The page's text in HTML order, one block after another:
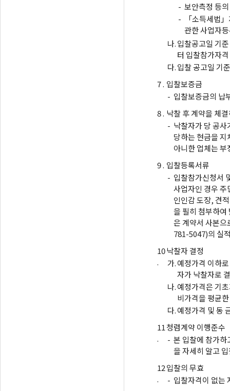
- 보안측정 등
-
「소득세법
관한 사업자
나.입찰공고일 기
터 입찰참가자
다.입찰 공고일 기
7 . 입찰보증금
- 입찰보증금의 납
8 . 낙찰 후 계약을 체
- 낙찰자가 당 공
당하는 현금을
아니한 업체는
9 . 입찰등록서류
- 입찰참가신청서
사업자인 경우
인인감 도장, 견
을 필히 첨부하
은 계약서 사본
781-5047)의 실
10
.
낙찰자 결정
가.예정가격 이하
자가 낙찰자로
나.예정가격은 기
비가격을 평균
다.예정가격 및 동
11
.
청렴계약 이행준수
- 본 입찰에 참가하
을 자세히 알고
12
.
입찰의 무효
- 입찰자격이 없는